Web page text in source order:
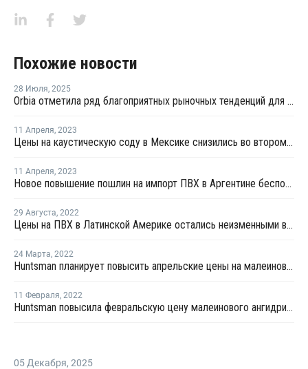
Похожие новости
28 Июля, 2025
Orbia отметила ряд благоприятных рыночных тенденций для своего ПВХ бизнеса
11 Апреля, 2023
Цены на каустическую соду в Мексике снизились во втором квартале
11 Апреля, 2023
Новое повышение пошлин на импорт ПВХ в Аргентине беспокоит рынок
29 Августа, 2022
Цены на ПВХ в Латинской Америке остались неизменными в конце августа
24 Марта, 2022
Huntsman планирует повысить апрельские цены на малеиновый ангидрид для Северной и Южной Америки
11 Февраля, 2022
Huntsman повысила февральскую цену малеинового ангидрида для Северной и Южной Америки
05 Декабря, 2025